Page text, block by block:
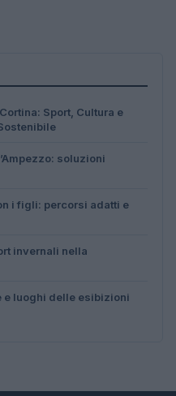
Sport, Cultura e
soluzioni
i figli: percorsi adatti e
invernali nella
e luoghi delle esibizioni